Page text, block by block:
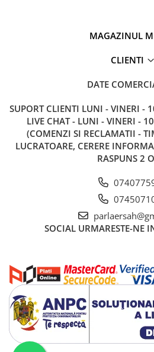
MAGAZINUL
CLIENTI
DATE
SUPORT CLIENTI LUNI - VINERI -
LIVE CHAT - LUNI - VINERI -
(COMENZI SI RECLAMATII -
LUCRATOARE, CERERE
RASPUNS 2
SOCIAL URMARESTE-NE